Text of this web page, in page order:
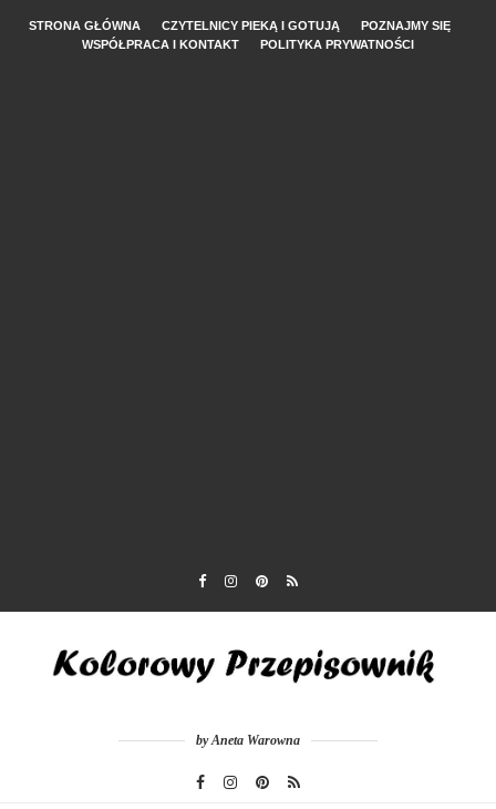
STRONA GŁÓWNA CZYTELNICY PIEKĄ I GOTUJĄ
POZNAJMY SIĘ
WSPÓŁPRACA I KONTAKT
POLITYKA PRYWATNOŚCI
by Aneta Warowna